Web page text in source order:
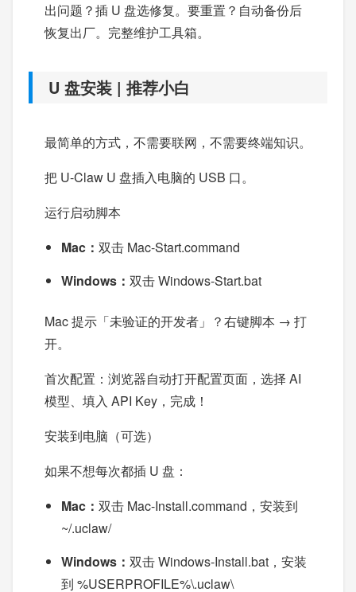
出问题？插 U 盘选修复。要重置？自动备份后
恢复出厂。完整维护工具箱。
U 盘安装 | 推荐小白
最简单的方式，不需要联网，不需要终端知识。
把 U-Claw U 盘插入电脑的 USB 口。
运行启动脚本
Mac： 双击 Mac-Start.command
Windows： 双击 Windows-Start.bat
Mac 提示「未验证的开发者」？右键脚本 → 打
开。
首次配置：浏览器自动打开配置页面，选择 AI
模型、填入 API Key，完成！
安装到电脑（可选）
如果不想每次都插 U 盘：
Mac： 双击 Mac-Install.command，安装到
~/.uclaw/
Windows： 双击 Windows-Install.bat，安装
到 %USERPROFILE%\.uclaw\